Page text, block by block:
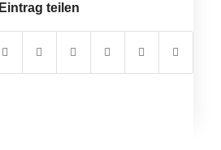
Eintrag teilen